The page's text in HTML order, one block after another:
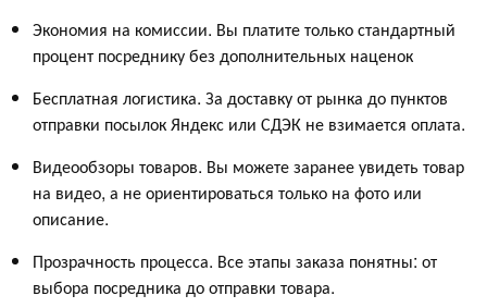
Экономия на комиссии. Вы платите только стандартный
процент посреднику без дополнительных наценок
Бесплатная логистика. За доставку от рынка до пунктов
отправки посылок Яндекс или СДЭК не взимается оплата.
Видеообзоры товаров. Вы можете заранее увидеть товар
на видео, а не ориентироваться только на фото или
описание.
Прозрачность процесса. Все этапы заказа понятны: от
выбора посредника до отправки товара.